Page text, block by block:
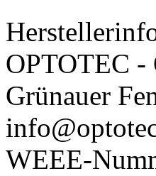
OPTOTEC -
Grünauer
WEEE-